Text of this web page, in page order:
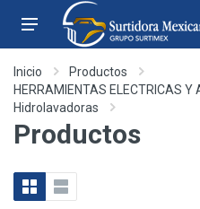
Inicio
Productos
HERRAMIENTAS ELECTRICAS Y
Hidrolavadoras
Productos